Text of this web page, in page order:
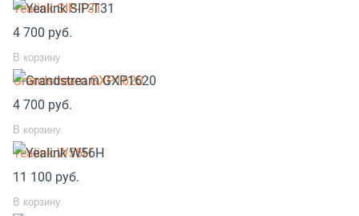
Yealink SIP-T31
4 700 руб.
В корзину
Grandstream GXP1620
4 700 руб.
В корзину
Yealink W56H
11 100 руб.
В корзину